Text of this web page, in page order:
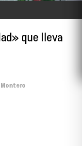
que lleva